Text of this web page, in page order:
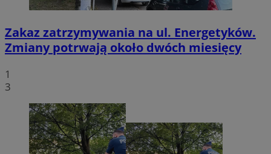
Zakaz zatrzymywania na ul. Energetyków.
Zmiany potrwają około dwóch miesięcy
1
3